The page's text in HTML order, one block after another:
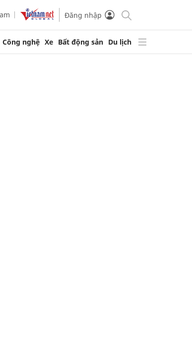
Đăng nhập
Công nghệ Xe Bất động sản Du lịch